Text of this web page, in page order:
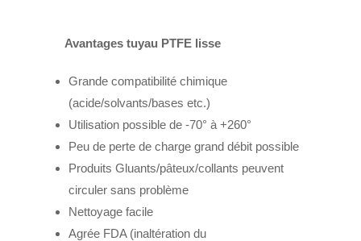
Avantages tuyau PTFE lisse
Grande compatibilité chimique
(acide/solvants/bases etc.)
Utilisation possible de -70° à +260°
Peu de perte de charge grand débit possible
Produits Gluants/pâteux/collants peuvent
circuler sans problème
Nettoyage facile
Agrée FDA (inaltération du